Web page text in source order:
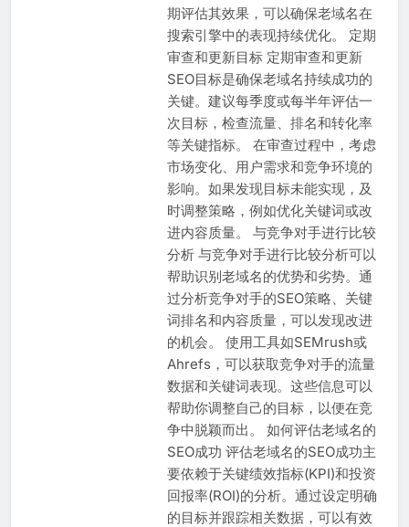
期评估其效果，可以确保老域名在
搜索引擎中的表现持续优化。 定期
审查和更新目标 定期审查和更新
SEO目标是确保老域名持续成功的
关键。建议每季度或每半年评估一
次目标，检查流量、排名和转化率
等关键指标。 在审查过程中，考虑
市场变化、用户需求和竞争环境的
影响。如果发现目标未能实现，及
时调整策略，例如优化关键词或改
进内容质量。 与竞争对手进行比较
分析 与竞争对手进行比较分析可以
帮助识别老域名的优势和劣势。通
过分析竞争对手的SEO策略、关键
词排名和内容质量，可以发现改进
的机会。 使用工具如SEMrush或
Ahrefs，可以获取竞争对手的流量
数据和关键词表现。这些信息可以
帮助你调整自己的目标，以便在竞
争中脱颖而出。 如何评估老域名的
SEO成功 评估老域名的SEO成功主
要依赖于关键绩效指标(KPI)和投资
回报率(ROI)的分析。通过设定明确
的目标并跟踪相关数据，可以有效